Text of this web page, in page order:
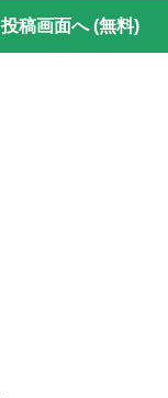
投稿画面へ (無料)